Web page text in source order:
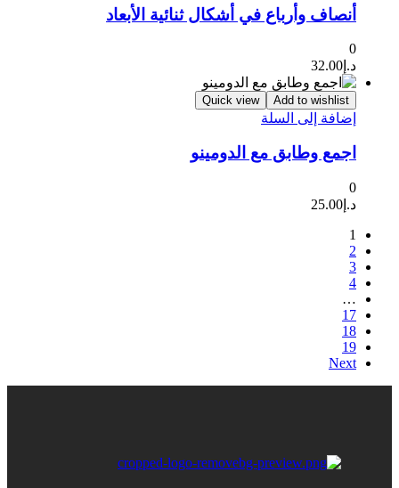
أنصاف وأرباع في أشكال ثنائية الأبعاد
0
د.إ 32.00
Add to wishlist
Quick view
إضافة إلى السلة
اجمع وطابق مع الدومينو
0
د.إ 25.00
1
2
3
4
…
17
18
19
Next